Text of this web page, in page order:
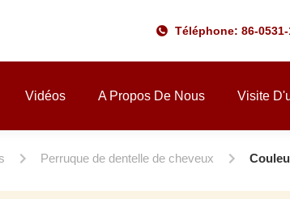
Téléphone: 86-0531-
Vidéos A Propos De Nous Visite
Perruque de dentelle de cheveux